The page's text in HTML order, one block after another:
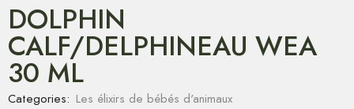
DOLPHIN
CALF/DELPHINEAU WEA
30 ML
Categories: Les élixirs de bébés d'animaux